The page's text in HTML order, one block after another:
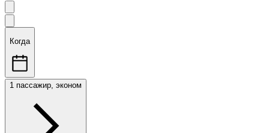
Когда
1 пассажир, эконом